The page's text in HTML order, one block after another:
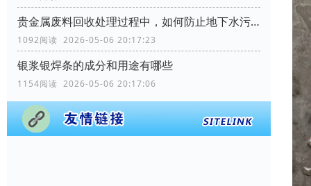
贵金属废料回收处理过程中，如何防止地下水污染？
1092阅读 2026-05-06 20:17:23
银浆银焊条的成分和用途有哪些
1154阅读 2026-05-06 20:17:06